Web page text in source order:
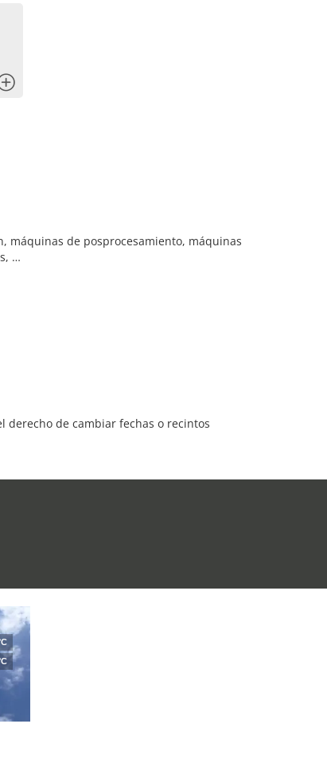
máquinas de posprocesamiento, máquinas
…
derecho de cambiar fechas o recintos